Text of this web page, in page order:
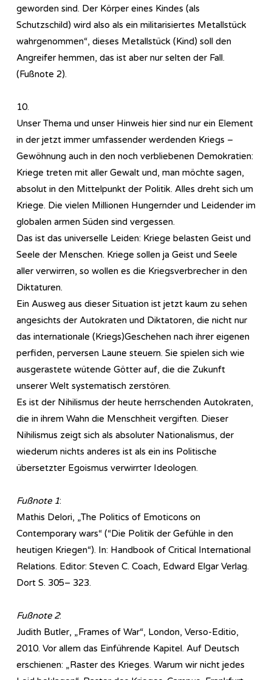
geworden sind. Der Körper eines Kindes (als
Schutzschild) wird also als ein militarisiertes Metallstück
wahrgenommen“, dieses Metallstück (Kind) soll den
Angreifer hemmen, das ist aber nur selten der Fall.
(Fußnote 2).
10.
Unser Thema und unser Hinweis hier sind nur ein Element
in der jetzt immer umfassender werdenden Kriegs –
Gewöhnung auch in den noch verbliebenen Demokratien:
Kriege treten mit aller Gewalt und, man möchte sagen,
absolut in den Mittelpunkt der Politik. Alles dreht sich um
Kriege. Die vielen Millionen Hungernder und Leidender im
globalen armen Süden sind vergessen.
Das ist das universelle Leiden: Kriege belasten Geist und
Seele der Menschen. Kriege sollen ja Geist und Seele
aller verwirren, so wollen es die Kriegsverbrecher in den
Diktaturen.
Ein Ausweg aus dieser Situation ist jetzt kaum zu sehen
angesichts der Autokraten und Diktatoren, die nicht nur
das internationale (Kriegs)Geschehen nach ihrer eigenen
perfiden, perversen Laune steuern. Sie spielen sich wie
ausgerastete wütende Götter auf, die die Zukunft
unserer Welt systematisch zerstören.
Es ist der Nihilismus der heute herrschenden Autokraten,
die in ihrem Wahn die Menschheit vergiften. Dieser
Nihilismus zeigt sich als absoluter Nationalismus, der
wiederum nichts anderes ist als ein ins Politische
übersetzter Egoismus verwirrter Ideologen.
Fußnote 1:
Mathis Delori, „The Politics of Emoticons on
Contemporary wars“ (“Die Politik der Gefühle in den
heutigen Kriegen“). In: Handbook of Critical International
Relations. Editor: Steven C. Coach, Edward Elgar Verlag.
Dort S. 305– 323.
Fußnote 2:
Judith Butler, „Frames of War“, London, Verso-Editio,
2010. Vor allem das Einführende Kapitel. Auf Deutsch
erschienen: „Raster des Krieges. Warum wir nicht jedes